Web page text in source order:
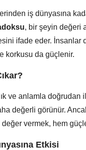
iş dünyasına
, bir şeyin değeri
ifade eder. İnsanlar
korkusu da güçlenir.
ve anlamla
değerli görünür.
vermek, hem
Etkisi